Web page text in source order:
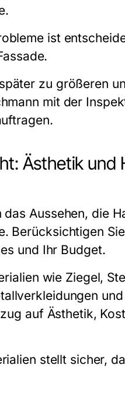
ist
zu größeren
mit der
Ästhetik und
Aussehen, die
Berücksichtigen
und Ihr Budget.
wie Ziegel,
auf Ästhetik,
stellt sicher,